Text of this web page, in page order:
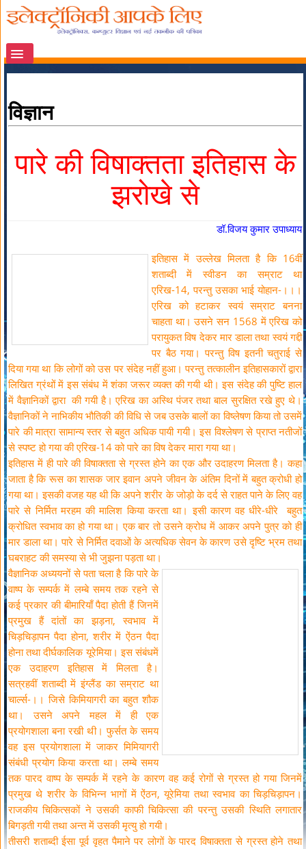
विज्ञान
पारे की विषाक्तता इतिहास के
झरोखे से
डॉ.विजय कुमार उपाध्याय
इतिहास में उल्लेख मिलता है कि 16वीं
शताब्दी में स्वीडन का सम्राट था
एरिख-14, परन्तु उसका भाई योहान-।।।
एरिख को हटाकर स्वयं सम्राट बनना
चाहता था। उसने सन 1568 में एरिख को
परायुकत विष देकर मार डाला तथा स्वयं गद्दी
पर बैठ गया। परन्तु विष इतनी चतुराई से
दिया गया था कि लोगों को उस पर संदेह नहीं हुआ। परन्तु तत्कालीन इतिहासकारों द्वारा
लिखित ग्रंथों में इस संबंध में शंका जरूर व्यक्त की गयी थी। इस संदेह की पुष्टि हाल
में वैज्ञानिकों द्वारा की गयी है। एरिख का अस्थि पंजर तथा बाल सुरक्षित रखे हुए थे।
वैज्ञानिकों ने नाभिकीय भौतिकी की विधि से जब उसके बालों का विष्लेषण किया तो उसमें
पारे की मात्रा सामान्य स्तर से बहुत अधिक पायी गयी। इस विश्लेषण से प्राप्त नतीजों
से स्पष्ट हो गया की एरिख-14 को पारे का विष देकर मारा गया था।
इतिहास में ही पारे की विषाक्तता से ग्रस्त होने का एक और उदाहरण मिलता है। कहा
जाता है कि रूस का शासक जार इवान अपने जीवन के अंतिम दिनों में बहुत क्रोधी हो
गया था। इसकी वजह यह थी कि अपने शरीर के जोड़ो के दर्द से राहत पाने के लिए वह
पारे से निर्मित मरहम की मालिश किया करता था। इसी कारण वह धीरे-धीरे बहुत
क्रोधित स्वभाव का हो गया था। एक बार तो उसने क्रोध में आकर अपने पुत्र को ही
मार डाला था। पारे से निर्मित दवाओं के अत्यधिक सेवन के कारण उसे दृष्टि भ्रम तथा
घबराहट की समस्या से भी जुझना पड़ता था।
वैज्ञानिक अध्ययनों से पता चला है कि पारे के
वाष्प के सम्पर्क में लम्बे समय तक रहने से
कई प्रकार की बीमारियाँ पैदा होती हैं जिनमें
प्रमुख हैं दांतों का झड़ना, स्वभाव में
चिड़चिड़ापन पैदा होना, शरीर में ऐंठन पैदा
होना तथा दीर्घकालिक यूरेमिया। इस संबंधमें
एक उदाहरण इतिहास में मिलता है।
सत्रहवीं शताब्दी में इंग्लैंड का सम्राट था
चार्ल्स-।। जिसे किमियागरी का बहुत शौक
था। उसने अपने महल में ही एक
प्रयोगशाला बना रखी थी। फुर्सत के समय
वह इस प्रयोगशाला में जाकर मिमियागरी
संबंधी प्रयोग किया करता था। लम्बे समय
तक पारद वाष्प के सम्पर्क में रहने के कारण वह कई रोगों से ग्रस्त हो गया जिनमें
प्रमुख थे शरीर के विभिन्न भागों में ऐंठन, यूरेमिया तथा स्वभाव का चिड़चिड़ापन।
राजकीय चिकित्सकों ने उसकी काफी चिकित्सा की परन्तु उसकी स्थिति लगातार
बिगड़ती गयी तथा अन्त में उसकी मृत्यु हो गयी।
तीसरी शताब्दी ईसा पूर्व वृहत पैमाने पर लोगों के पारद विषाक्तता से ग्रस्त होने तथा